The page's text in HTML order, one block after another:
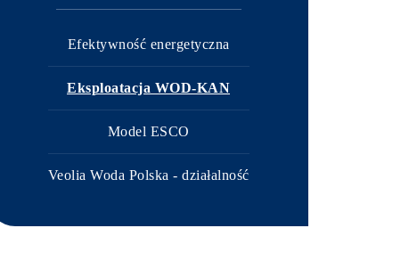
Efektywność energetyczna
Eksploatacja WOD-KAN
Model ESCO
Veolia Woda Polska - działalność